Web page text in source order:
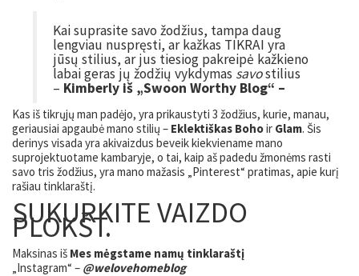
Kai suprasite savo žodžius, tampa daug
lengviau nuspręsti, ar kažkas TIKRAI yra
jūsų stilius, ar jus tiesiog pakreipė kažkieno
labai geras jų žodžių vykdymas savostilius
– Kimberly iš „Swoon Worthy Blog“ –
Kas iš tikrųjų man padėjo, yra prikaustyti 3 žodžius, kurie, manau,
geriausiai apgaubė mano stilių – Eklektiškas Bohoir Glam. Šis
derinys visada yra akivaizdus beveik kiekviename mano
suprojektuotame kambaryje, o tai, kaip aš padedu žmonėms rasti
savo tris žodžius, yra mano mažasis „Pinterest“ pratimas, apie kurį
rašiau tinklaraštį.
SUKURKITE VAIZDO
PLOKŠT.
Maksinas iš Mes mėgstame namų tinklaraštį
„Instagram“ – @welovehomeblog